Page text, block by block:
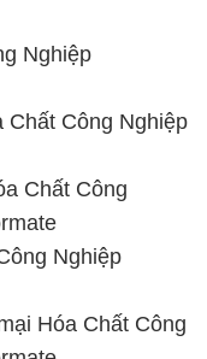
Nghiệp
Công Nghiệp
Chất Công
Nghiệp
Hóa Chất Công